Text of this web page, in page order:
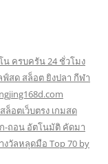
น ครบครัน 24 ชั่วโมง
ฟ์สด สล็อต ยิงปลา กีฬา
ล็อตเว็บตรง เกมสด
-ถอน อัตโนมัติ คัดมา
งวัลหลุดมือ Top 70 by